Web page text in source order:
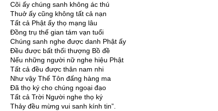
Cõi ấy chúng sanh không ác thú
Thuở ấy cũng không tất cả nạn
Tất cả Phật ấy thọ mạng lâu
Ðồng trụ thế gian tám vạn tuổi
Chúng sanh nghe được danh Phật ấy
Ðều được bất thối thượng Bồ đề
Nếu những người nữ nghe hiệu Phật
Tất cả đều được thân nam nhi
Như vậy Thế Tôn đấng hàng ma
Ðã thọ ký cho chúng ngoại đạo
Tất cả Trời Người nghe thọ ký
Thảy đều mừng vui sanh kính tin”.